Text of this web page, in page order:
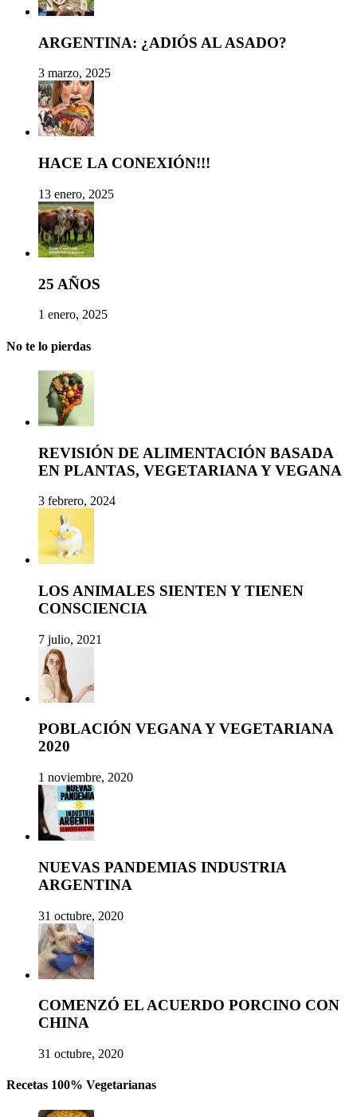
ARGENTINA: ¿ADIÓS AL ASADO?
3 marzo, 2025
HACE LA CONEXIÓN!!!
13 enero, 2025
25 AÑOS
1 enero, 2025
No te lo pierdas
REVISIÓN DE ALIMENTACIÓN BASADA
EN PLANTAS, VEGETARIANA Y VEGANA
3 febrero, 2024
LOS ANIMALES SIENTEN Y TIENEN
CONSCIENCIA
7 julio, 2021
POBLACIÓN VEGANA Y VEGETARIANA
2020
1 noviembre, 2020
NUEVAS PANDEMIAS INDUSTRIA
ARGENTINA
31 octubre, 2020
COMENZÓ EL ACUERDO PORCINO CON
CHINA
31 octubre, 2020
Recetas 100% Vegetarianas